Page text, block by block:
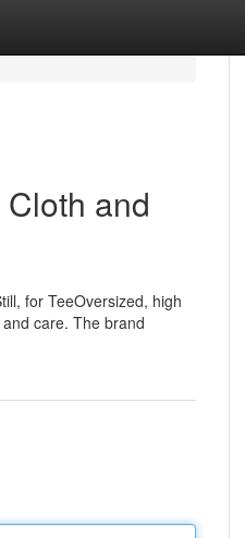
and
for TeeOversized, high
care. The brand